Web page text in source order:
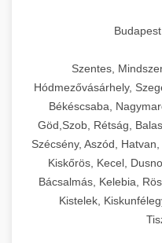
Hatékony lezárási
chef-
professzionális
kapacitású sütő-
chef-
❄️ 25. Ipari
Professzionális
Energiahatékony
chef-
💧 26. Ipari
Kereskedelmi
forgalmú éttermi
ciklusok
🧀 27. Ipari
Szentes,
Hódmezővásárhely,
Békéscsaba,
Göd,Szob, Rétság,
Szécsény, Aszód,
Kiskőrös, Kecel,
Bácsalmás, Kelebia,
Kistelek,